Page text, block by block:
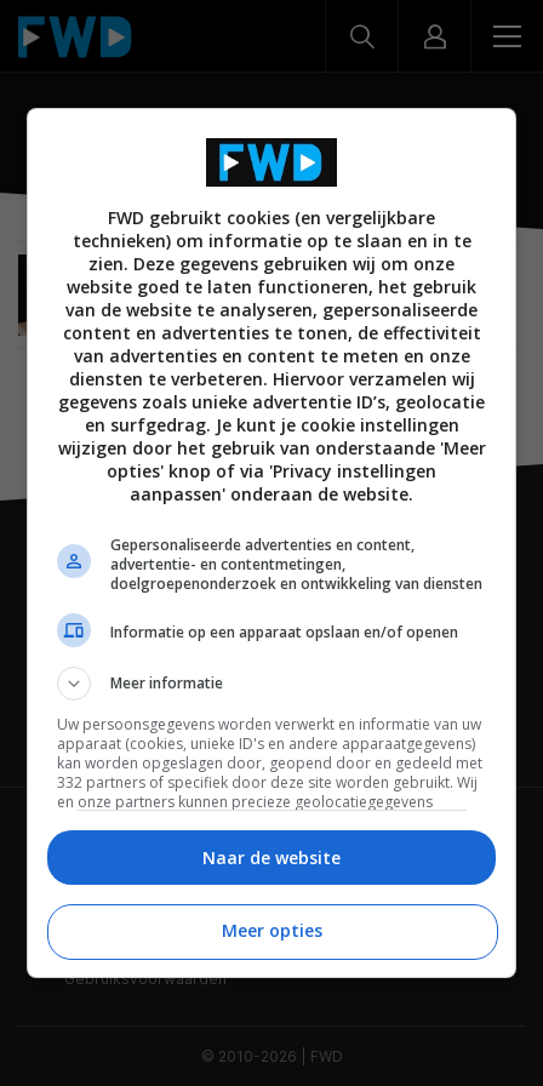
Otto
SMARTHOME 28 APRIL 2016
Otto is de persoonlijke robotassistent van
Samsung
Channels
Wie is FWD Privacybeleid
Adverteren Contact
Gebruiksvoorwaarden
© 2010-2026 | FWD
FWD gebruikt cookies (en vergelijkbare
technieken) om informatie op te slaan en in te
zien. Deze gegevens gebruiken wij om onze
website goed te laten functioneren, het gebruik
van de website te analyseren, gepersonaliseerde
content en advertenties te tonen, de effectiviteit
van advertenties en content te meten en onze
diensten te verbeteren. Hiervoor verzamelen wij
gegevens zoals unieke advertentie ID’s, geolocatie
en surfgedrag. Je kunt je cookie instellingen
wijzigen door het gebruik van onderstaande 'Meer
opties' knop of via 'Privacy instellingen
aanpassen' onderaan de website.
Gepersonaliseerde advertenties en content,
advertentie- en contentmetingen,
doelgroepenonderzoek en ontwikkeling van diensten
Informatie op een apparaat opslaan en/of openen
Meer informatie
Uw persoonsgegevens worden verwerkt en informatie van uw
apparaat (cookies, unieke ID's en andere apparaatgegevens)
kan worden opgeslagen door, geopend door en gedeeld met
332 partners of specifiek door deze site worden gebruikt. Wij
en onze partners kunnen precieze geolocatiegegevens
Bepaalde leveranciers kunnen uw persoonsgegevens
beheren. Zoek onderaan deze pagina of in het sitemenu naar
een link om uw toestemming te beheren of in te trekken via de
privacy- en cookie-instellingen.
Naar de website
Meer opties